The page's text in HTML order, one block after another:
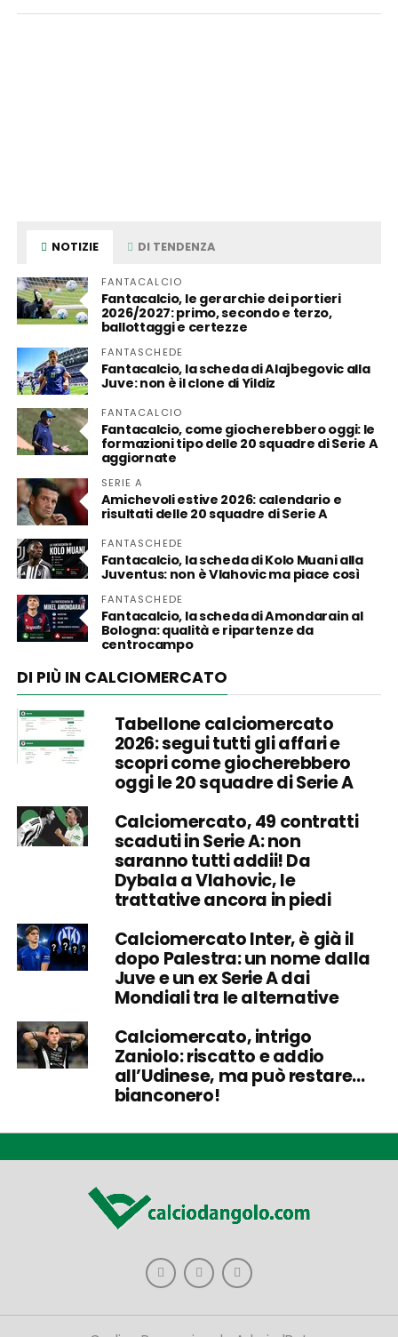
NOTIZIE DI TENDENZA
FANTACALCIO
Fantacalcio, le gerarchie dei portieri
2026/2027: primo, secondo e terzo,
ballottaggi e certezze
FANTASCHEDE
Fantacalcio, la scheda di Alajbegovic alla
Juve: non è il clone di Yildiz
FANTACALCIO
Fantacalcio, come giocherebbero oggi: le
formazioni tipo delle 20 squadre di Serie A
aggiornate
SERIE A
Amichevoli estive 2026: calendario e
risultati delle 20 squadre di Serie A
FANTASCHEDE
Fantacalcio, la scheda di Kolo Muani alla
Juventus: non è Vlahovic ma piace così
FANTASCHEDE
Fantacalcio, la scheda di Amondarain al
Bologna: qualità e ripartenze da
centrocampo
DI PIÙ IN CALCIOMERCATO
Tabellone calciomercato
2026: segui tutti gli affari e
scopri come giocherebbero
oggi le 20 squadre di Serie A
Calciomercato, 49 contratti
scaduti in Serie A: non
saranno tutti addii! Da
Dybala a Vlahovic, le
trattative ancora in piedi
Calciomercato Inter, è già il
dopo Palestra: un nome dalla
Juve e un ex Serie A dai
Mondiali tra le alternative
Calciomercato, intrigo
Zaniolo: riscatto e addio
all’Udinese, ma può restare…
bianconero!